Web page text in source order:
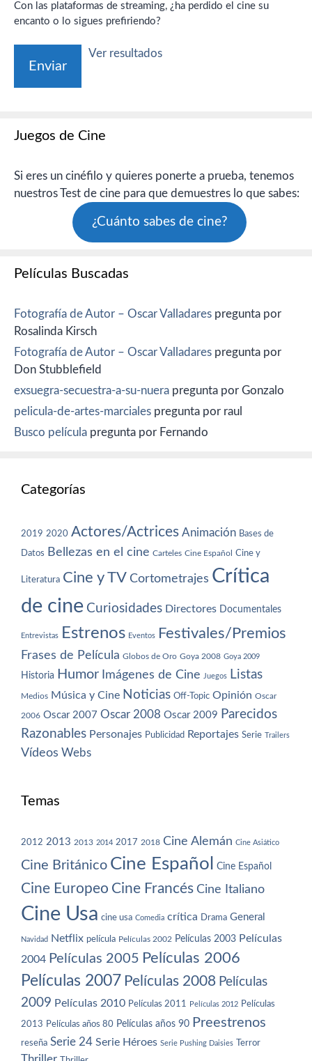
Con las plataformas de streaming, ¿ha perdido el cine su
encanto o lo sigues prefiriendo?
Ver resultados
Juegos de Cine
Si eres un cinéfilo y quieres ponerte a prueba, tenemos
nuestros Test de cine para que demuestres lo que sabes:
¿Cuánto sabes de cine?
Películas Buscadas
Fotografía de Autor – Oscar Valladares pregunta por
Rosalinda Kirsch
Fotografía de Autor – Oscar Valladares pregunta por
Don Stubblefield
exsuegra-secuestra-a-su-nuera pregunta por Gonzalo
pelicula-de-artes-marciales pregunta por raul
Busco película pregunta por Fernando
Categorías
2019 2020 Actores/Actrices Animación Bases de
Datos Bellezas en el cine Carteles Cine Español Cine y
Literatura Cine y TV Cortometrajes Crítica
de cine Curiosidades Directores Documentales
Entrevistas Estrenos Eventos Festivales/Premios
Frases de Película Globos de Oro Goya 2008 Goya 2009
Historia Humor Imágenes de Cine Juegos Listas
Medios Música y Cine Noticias Off-Topic Opinión Oscar
2006 Oscar 2007 Oscar 2008 Oscar 2009 Parecidos
Razonables Personajes Publicidad Reportajes Serie Trailers
Vídeos Webs
Temas
2012 2013 2013 2014 2017 2018 Cine Alemán Cine Asiático
Cine Británico Cine Español Cine Español
Cine Europeo Cine Francés Cine Italiano
Cine Usa cine usa Comedia crítica Drama General
Navidad Netflix película Películas 2002 Películas 2003 Películas
2004 Películas 2005 Películas 2006
Películas 2007 Películas 2008 Películas
2009 Películas 2010 Películas 2011 Películas 2012 Películas
2013 Películas años 80 Películas años 90 Preestrenos
reseña Serie 24 Serie Héroes Serie Pushing Daisies Terror